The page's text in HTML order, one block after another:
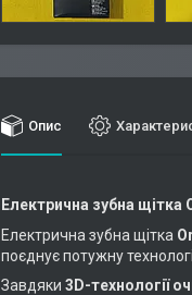
Опис
Електрична зубна щітка
Електрична зубна щітка
поєднує потужну
Завдяки 3D-технології